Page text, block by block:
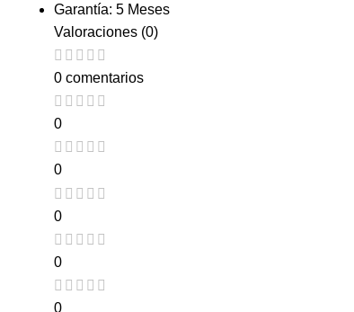
Garantía: 5 Meses
Valoraciones (0)
0 comentarios
0
0
0
0
0